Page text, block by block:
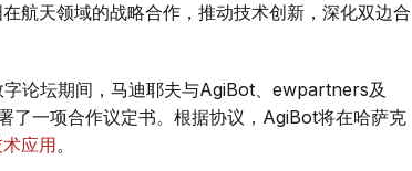
航天领域的战略合作，推动技术创新，深化双边合
论坛期间，马迪耶夫与AgiBot、ewpartners及
一项合作议定书。根据协议，AgiBot将在哈萨克
应用。